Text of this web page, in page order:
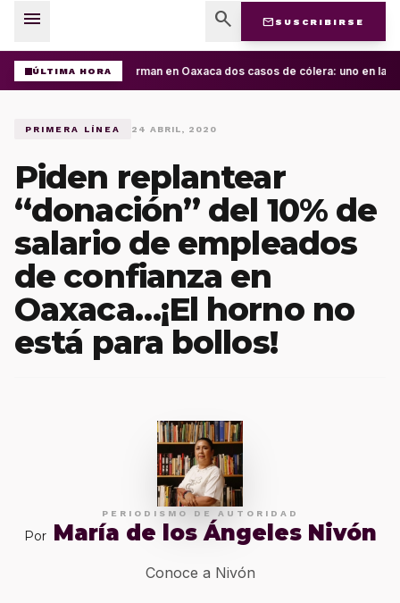
menu search mail SUSCRIBIRSE
ÚLTIMA HORAConfirman en Oaxaca dos casos de cólera: uno en la
PRIMERA LÍNEA 24 ABRIL, 2020
Piden replantear
“donación” del 10% de
salario de empleados
de confianza en
Oaxaca…¡El horno no
está para bollos!
PERIODISMO DE AUTORIDAD
Por María de los Ángeles Nivón
Conoce a Nivón